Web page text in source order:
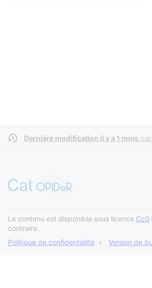
Dernière modification il y a 1 mois par
Le contenu est disponible sous licence Cc0
contraire.
Politique de confidentialité
Version de